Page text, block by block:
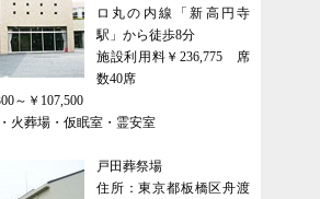
ロ丸の内線「新高円寺
駅」から徒歩8分
施設利用料￥236,775 席
数40席
～￥107,500
火葬場・仮眠室・霊安室
戸田葬祭場
住所：東京都板橋区舟渡